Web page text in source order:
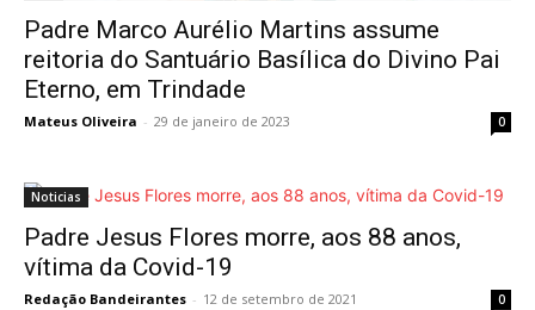
Padre Marco Aurélio Martins assume
reitoria do Santuário Basílica do Divino Pai
Eterno, em Trindade
Mateus Oliveira - 29 de janeiro de 2023 0
Noticias
Padre Jesus Flores morre, aos 88 anos,
vítima da Covid-19
Redação Bandeirantes - 12 de setembro de 2021 0